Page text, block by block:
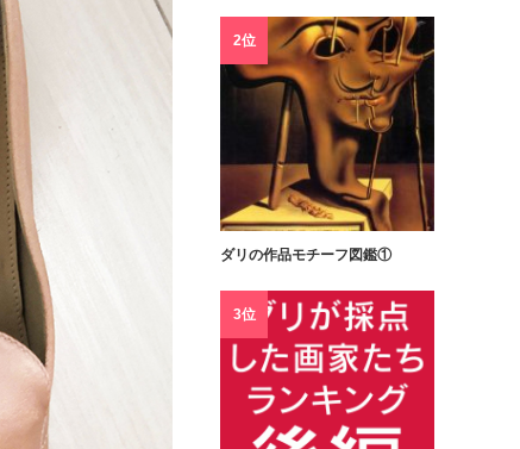
2位
ダリの作品モチーフ図鑑①
3位